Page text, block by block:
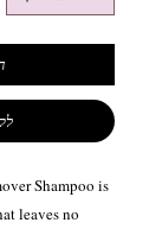
Shampoo is
leaves no